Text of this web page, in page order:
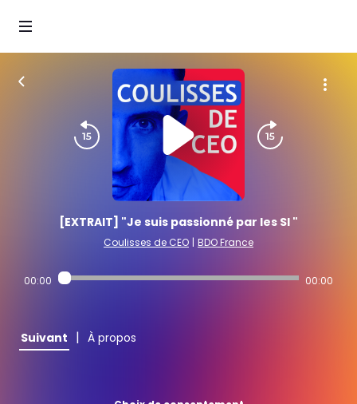
[EXTRAIT] "Je suis passionné par les SI "
Coulisses de CEO | BDO France
00:00 00:00
Suivant | À propos